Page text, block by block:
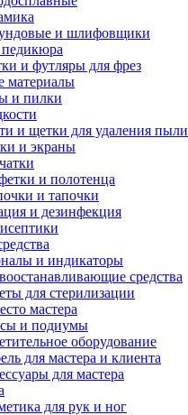
и шлифовщики
и футляры для фрез
материалы
и пилки
и щетки для удаления пыли
и экраны
и полотенца
и тапочки
и дезинфекция
и индикаторы
средства
для стерилизации
мастера
и подиумы
оборудование
для мастера и клиента
для мастера
для рук и ног